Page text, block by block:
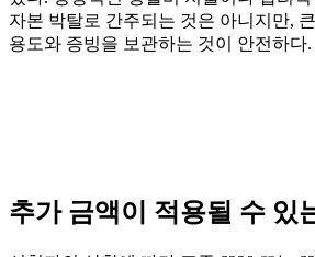
자본 박탈로 간주되는 것은 아니지만,
용도와 증빙을 보관하는 것이 안전하다.
추가 금액이 적용될 수 있